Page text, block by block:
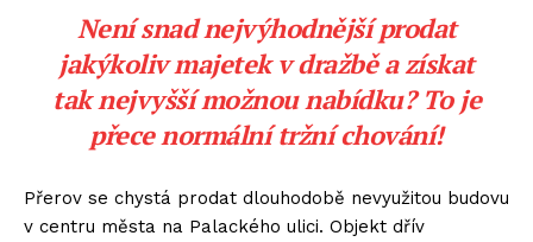
Není snad nejvýhodnější prodat
jakýkoliv majetek v dražbě a získat
tak nejvyšší možnou nabídku? To je
přece normální tržní chování!
Přerov se chystá prodat dlouhodobě nevyužitou budovu
v centru města na Palackého ulici. Objekt dřív